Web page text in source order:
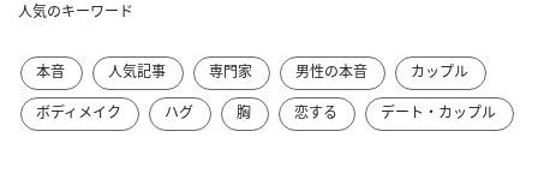
人気のキーワード
本音 人気記事 専門家 男性の本音
カップル
ボディメイク
ハグ 胸 恋する デート・カップル